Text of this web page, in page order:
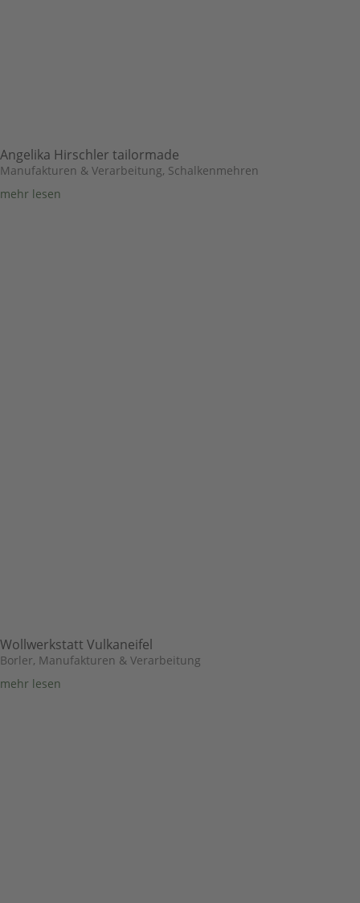
Angelika Hirschler tailormade
Manufakturen & Verarbeitung, Schalkenmehren
mehr lesen
Wollwerkstatt Vulkaneifel
Borler, Manufakturen & Verarbeitung
mehr lesen